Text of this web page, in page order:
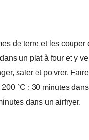
de terre et les couper
un plat à four et y
saler et poivrer.
°C : 30 minutes
dans un airfryer.